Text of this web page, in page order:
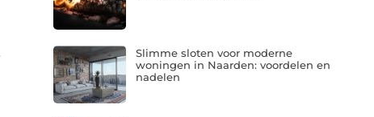
Slimme sloten voor moderne
woningen in Naarden: voordelen en
nadelen